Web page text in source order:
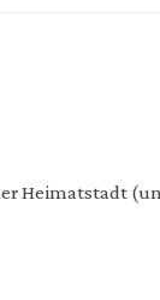
Heimatstadt